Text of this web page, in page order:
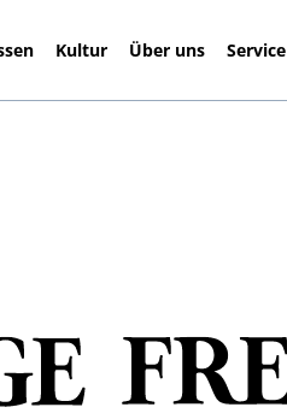
Kultur Über uns Service